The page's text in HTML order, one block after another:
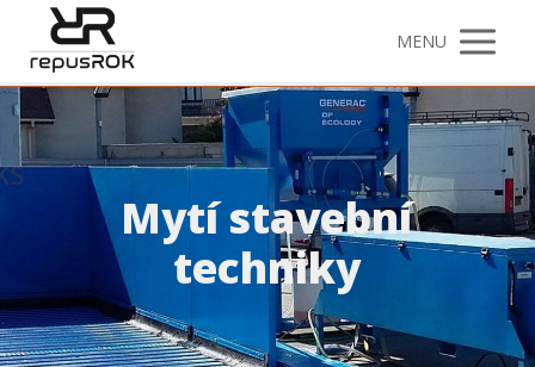
MENU
Mytí stavební
techniky